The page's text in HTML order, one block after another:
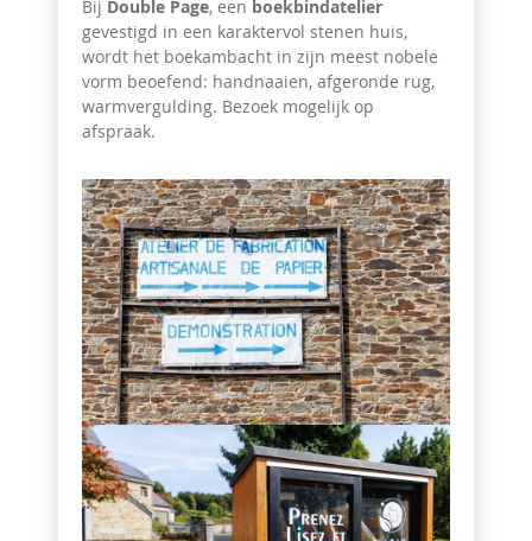
Bij Double Page, een boekbindatelier
gevestigd in een karaktervol stenen huis,
wordt het boekambacht in zijn meest nobele
vorm beoefend: handnaaien, afgeronde rug,
warmvergulding. Bezoek mogelijk op
afspraak.